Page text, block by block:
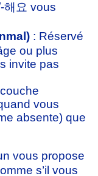
해요 vous
: Réservé
ou plus
invite pas
vous
absente) que
vous propose
s’il vous